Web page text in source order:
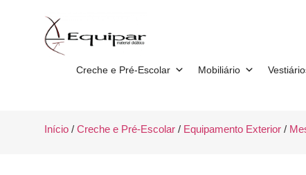
Creche e Pré-Escolar Mobiliário
Início/ Creche e Pré-Escolar/ Equipamento Exterior/